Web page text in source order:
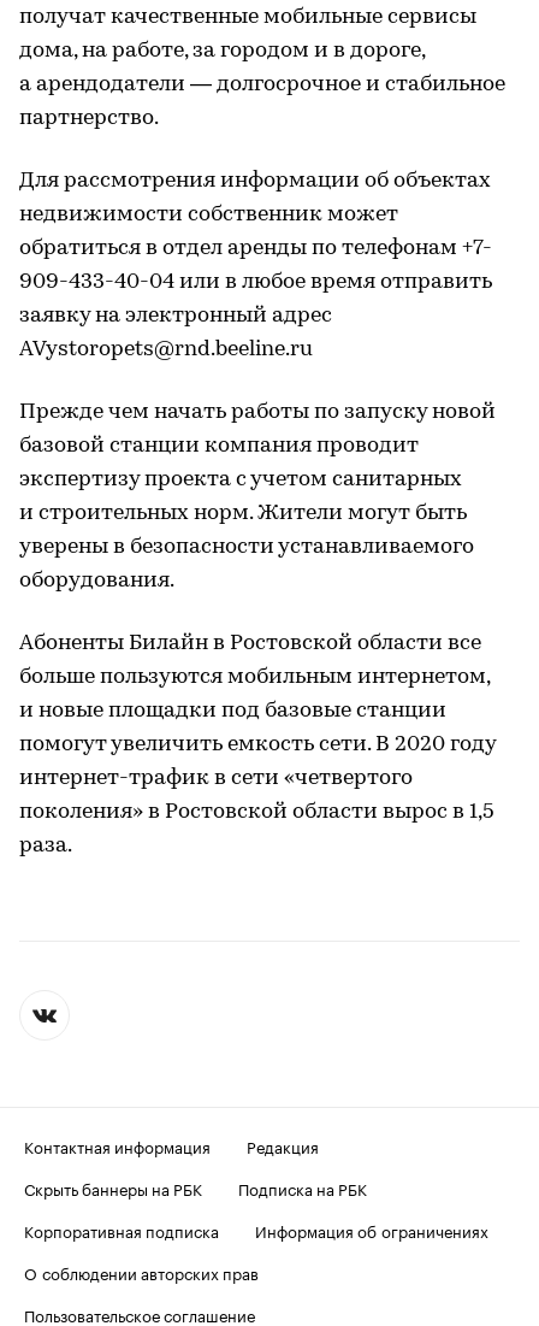
получат качественные мобильные сервисы
дома, на работе, за городом и в дороге,
а арендодатели — долгосрочное и стабильное
партнерство.
Для рассмотрения информации об объектах
недвижимости собственник может
обратиться в отдел аренды по телефонам +7-
909-433-40-04 или в любое время отправить
заявку на электронный адрес
AVystoropets@rnd.beeline.ru
Прежде чем начать работы по запуску новой
базовой станции компания проводит
экспертизу проекта с учетом санитарных
и строительных норм. Жители могут быть
уверены в безопасности устанавливаемого
оборудования.
Абоненты Билайн в Ростовской области все
больше пользуются мобильным интернетом,
и новые площадки под базовые станции
помогут увеличить емкость сети. В 2020 году
интернет-трафик в сети «четвертого
поколения» в Ростовской области вырос в 1,5
раза.
Контактная информация
Редакция
Скрыть баннеры на РБК
Подписка на РБК
Корпоративная подписка
Информация об ограничениях
О соблюдении авторских прав
Пользовательское соглашение